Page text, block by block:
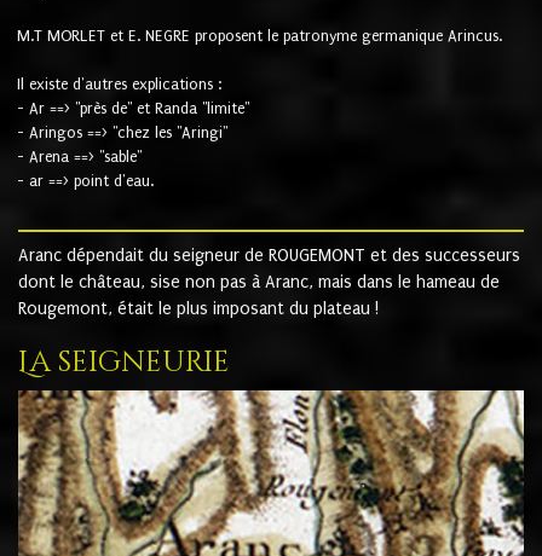
M.T MORLET et E. NEGRE proposent le patronyme germanique Arincus.
Il existe d'autres explications :
- Ar ==> "près de" et Randa "limite"
- Aringos ==> "chez les "Aringi"
- Arena ==> "sable"
- ar ==> point d'eau.
Aranc dépendait du seigneur de ROUGEMONT et des successeurs
dont le château, sise non pas à Aranc, mais dans le hameau de
Rougemont, était le plus imposant du plateau !
La seigneurie